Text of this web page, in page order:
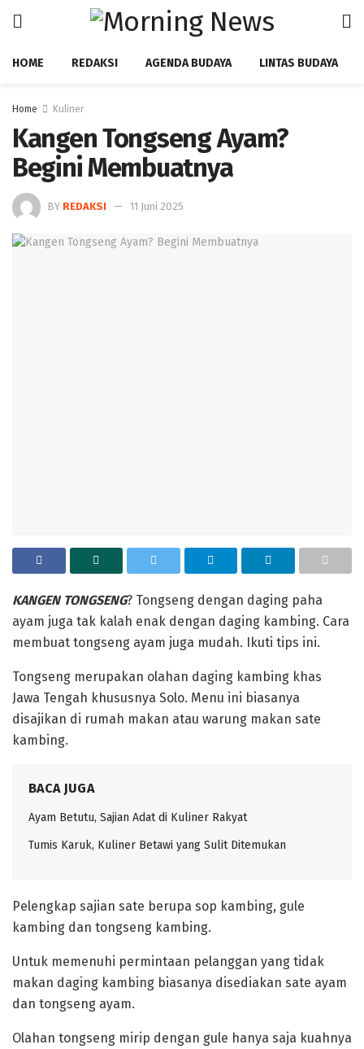
HOME REDAKSI AGENDA BUDAYA LINTAS BUDAYA
Home Kuliner
Kangen Tongseng Ayam?
Begini Membuatnya
BY REDAKSI 11 Juni 2025
‎KANGEN TONGSENG? Tongseng dengan daging paha
ayam juga tak kalah enak dengan daging kambing. Cara
membuat tongseng ayam juga mudah. Ikuti tips ini.
‎Tongseng merupakan olahan daging kambing khas
Jawa Tengah khususnya Solo. Menu ini biasanya
disajikan di rumah makan atau warung makan sate
kambing.
BACA JUGA
Ayam Betutu, Sajian Adat di Kuliner Rakyat ‎
Tumis Karuk, Kuliner Betawi yang Sulit Ditemukan ‎
Pelengkap sajian sate berupa sop kambing, gule
kambing dan tongseng kambing.
‎Untuk memenuhi permintaan pelanggan yang tidak
makan daging kambing biasanya disediakan sate ayam
dan tongseng ayam.
Olahan tongseng mirip dengan gule hanya saja kuahnya